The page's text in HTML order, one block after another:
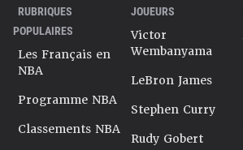
RUBRIQUES
POPULAIRES
Les Français en
NBA
Programme NBA
Classements NBA
JOUEURS
Victor
Wembanyama
LeBron James
Stephen Curry
Rudy Gobert